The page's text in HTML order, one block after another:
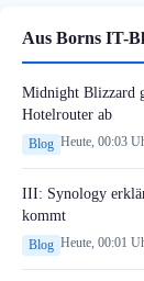
Aus Borns IT-
Midnight Blizzard
Hotelrouter ab
Blog Heute, 00:03
III: Synology
kommt
Blog Heute, 00:01